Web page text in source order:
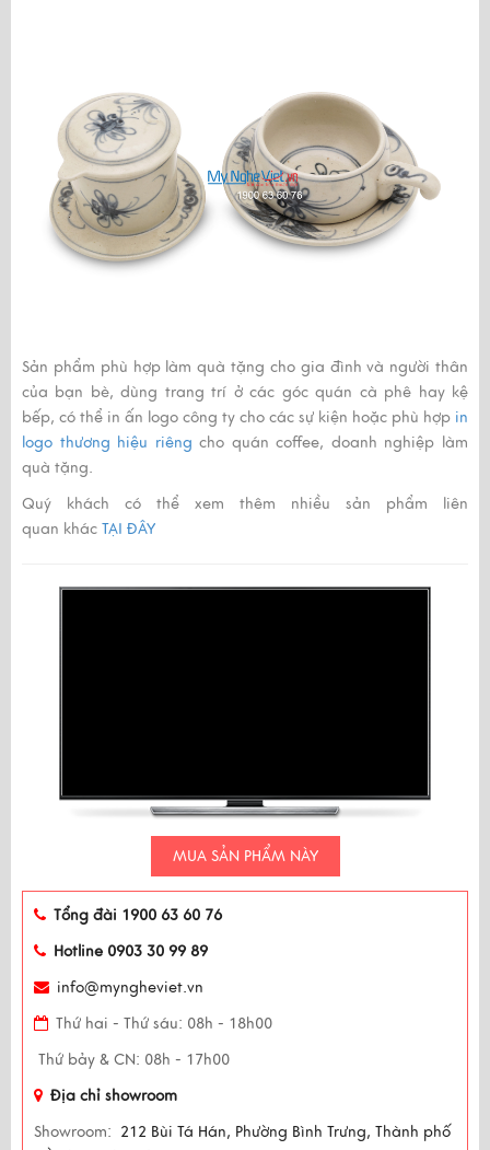
Sản phẩm phù hợp làm quà tặng cho gia đình và người thân
của bạn bè, dùng trang trí ở các góc quán cà phê hay kệ
bếp, có thể in ấn logo công ty cho các sự kiện hoặc phù hợp in
logo thương hiệu riêng cho quán coffee, doanh nghiệp làm
quà tặng.
Quý khách có thể xem thêm nhiều sản phẩm liên
quan khác TẠI ĐÂY
MUA SẢN PHẨM NÀY
Tổng đài 1900 63 60 76
Hotline 0903 30 99 89
info@myngheviet.vn
Thứ hai - Thứ sáu: 08h - 18h00
Thứ bảy & CN: 08h - 17h00
Địa chỉ showroom
Showroom: 212 Bùi Tá Hán, Phường Bình Trưng, Thành phố